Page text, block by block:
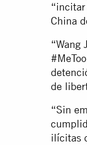
“incitar
China
“Wang
de
“Sin
ilícitas